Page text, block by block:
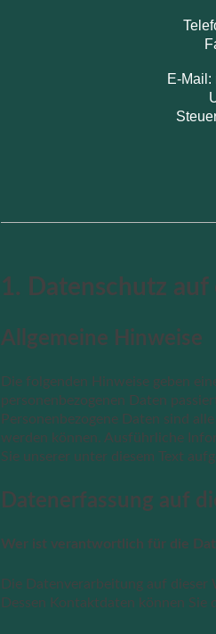
Fax:
E-Mail:
1. Datenschutz auf
Allgemeine Hinweise
Die folgenden Hinweise geben
personenbezogenen Daten
Personenbezogene Daten sind
werden können. Ausführliche
Sie unserer unter diesem Text
Datenerfassung auf
Wer ist verantwortlich für die
Die Datenverarbeitung auf
Dessen Kontaktdaten können Sie